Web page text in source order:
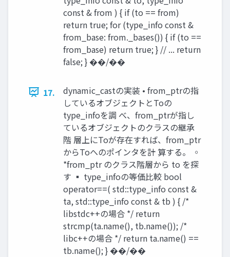
const & from ) { if (to == from)
return true; for (type_info const &
from_base: from._bases()) { if (to ==
from_base) return true; } // ... return
false; } ��/��
17.
dynamic_castの実装 • from_ptrの指
しているオブジェクトとToの
type_infoを調 べ、from_ptrが指し
ているオブジェクトのクラスの継承
階 層上にToが存在すれば、from_ptr
からToへのポインタを計 算する。 ◦
*from_ptr のクラス階層から to を探
す ▪ type_infoの等価⽐較 bool
operator==( std::type_info const &
ta, std::type_info const & tb ) { /*
libstdc++の場合 */ return
strcmp(ta.name(), tb.name()); /*
libc++の場合 */ return ta.name() ==
tb.name(); } ��/��